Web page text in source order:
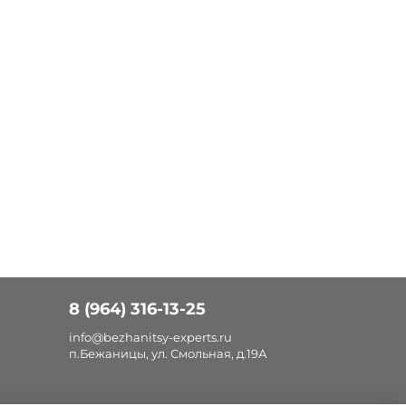
8 (964) 316-13-25
info@bezhanitsy-experts.ru
п.Бежаницы, ул. Смольная, д.19А